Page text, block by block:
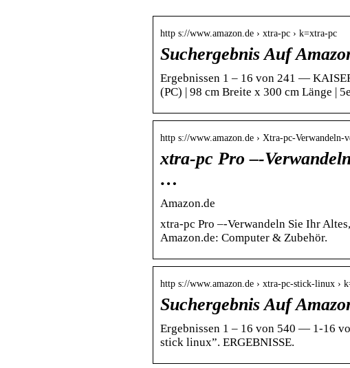
http s://www.amazon.de › xtra-pc › k=xtra-pc
Suchergebnis Auf
Ergebnissen 1 – 16 von 241 —
(PC) | 98 cm Breite x 300 cm Länge |
http s://www.amazon.de › Xtra-pc-Verwandeln-
xtra-pc Pro –-
…
Amazon.de
xtra-pc Pro –-Verwandeln Sie Ihr
Amazon.de: Computer & Zubehör.
http s://www.amazon.de › xtra-pc-stick-linux ›
Suchergebnis Auf
Ergebnissen 1 – 16 von 540 — 1-16
stick linux”. ERGEBNISSE.